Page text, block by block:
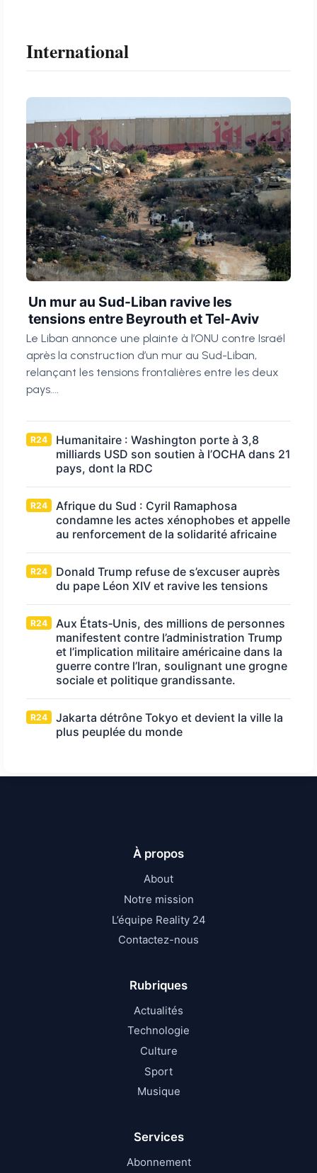
International
Un mur au Sud-Liban ravive les
tensions entre Beyrouth et Tel-Aviv
Le Liban annonce une plainte à l’ONU contre Israël
après la construction d’un mur au Sud-Liban,
relançant les tensions frontalières entre les deux
pays....
R24
Humanitaire : Washington porte à 3,8
milliards USD son soutien à l’OCHA dans 21
pays, dont la RDC
R24
Afrique du Sud : Cyril Ramaphosa
condamne les actes xénophobes et appelle
au renforcement de la solidarité africaine
R24
Donald Trump refuse de s’excuser auprès
du pape Léon XIV et ravive les tensions
R24
Aux États‑Unis, des millions de personnes
manifestent contre l’administration Trump
et l’implication militaire américaine dans la
guerre contre l’Iran, soulignant une grogne
sociale et politique grandissante.
R24
Jakarta détrône Tokyo et devient la ville la
plus peuplée du monde
À propos
About
Notre mission
L’équipe Reality 24
Contactez-nous
Rubriques
Actualités
Technologie
Culture
Sport
Musique
Services
Abonnement